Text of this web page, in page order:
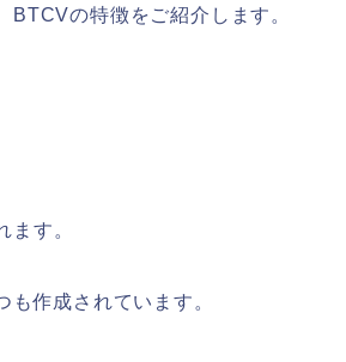
BTCVの特徴をご紹介します。
す。
作成されています。